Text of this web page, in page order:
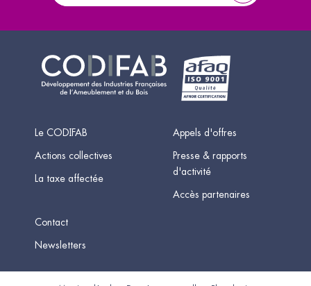
Le CODIFAB
Actions collectives
La taxe affectée
Appels d'offres
Presse & rapports
d'activité
Accès partenaires
Contact
Newsletters